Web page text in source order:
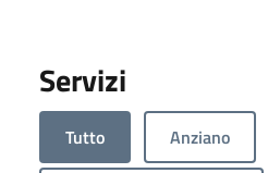
Servizi
Tutto Anziano